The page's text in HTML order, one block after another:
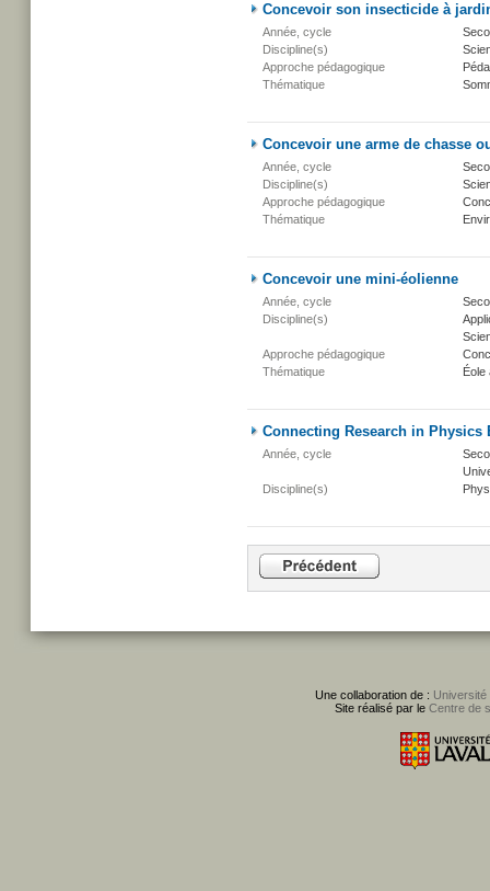
Concevoir son insecticide à
Année, cycle
Discipline(s)
Approche pédagogique
Thématique
Concevoir une arme de chasse
Année, cycle
Discipline(s)
Approche pédagogique
Thématique
Concevoir une mini-éolienne
Année, cycle
Discipline(s)
Approche pédagogique
Thématique
Éole
Connecting Research in
Année, cycle
Discipline(s)
Une collaboration de : Université
Site réalisé par le Centre de